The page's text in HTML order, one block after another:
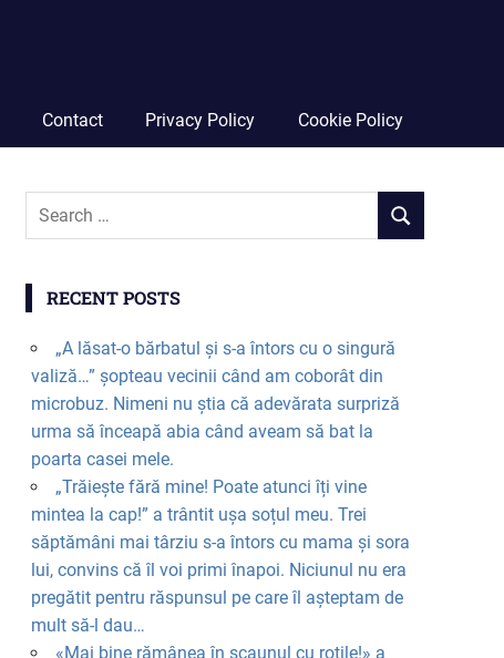
Contact Privacy Policy Cookie Policy
RECENT POSTS
„A lăsat-o bărbatul și s-a întors cu o singură
valiză…” șopteau vecinii când am coborât din
microbuz. Nimeni nu știa că adevărata surpriză
urma să înceapă abia când aveam să bat la
poarta casei mele.
„Trăiește fără mine! Poate atunci îți vine
mintea la cap!” a trântit ușa soțul meu. Trei
săptămâni mai târziu s-a întors cu mama și sora
lui, convins că îl voi primi înapoi. Niciunul nu era
pregătit pentru răspunsul pe care îl așteptam de
mult să-l dau…
«Mai bine rămânea în scaunul cu rotile!» a